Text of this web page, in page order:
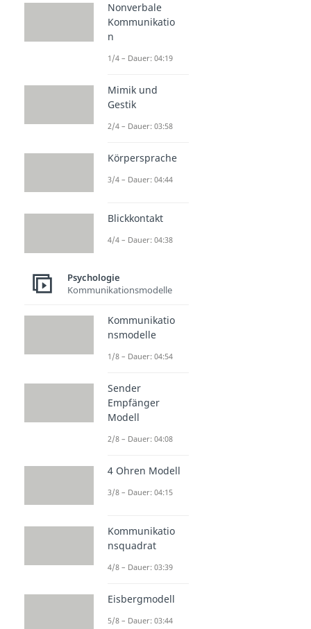
Nonverbale
Kommunikatio
n
1/4 – Dauer: 04:19
Mimik und
Gestik
2/4 – Dauer: 03:58
Körpersprache
3/4 – Dauer: 04:44
Blickkontakt
4/4 – Dauer: 04:38
Psychologie
Kommunikationsmodelle
Kommunikatio
nsmodelle
1/8 – Dauer: 04:54
Sender
Empfänger
Modell
2/8 – Dauer: 04:08
4 Ohren Modell
3/8 – Dauer: 04:15
Kommunikatio
nsquadrat
4/8 – Dauer: 03:39
Eisbergmodell
5/8 – Dauer: 03:44